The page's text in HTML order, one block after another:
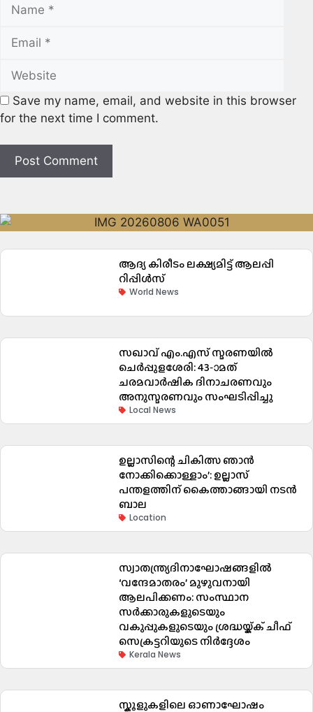
Save my name, email, and website in this browser
for the next time I comment.
ആദ്യ കിരീടം ലക്ഷ്യമിട്ട് ആലപ്പി
റിപ്പിൾസ്
World News
സഖാവ് എം.എസ് സ്മരണയിൽ
ചെർപ്പുളശേരി: 43-ാമത്
ചരമവാർഷിക ദിനാചരണവും
അനുസ്മരണവും സംഘടിപ്പിച്ചു
Local News
ഉല്ലാസിന്റെ ചികിത്സ ഞാൻ
നോക്കിക്കൊള്ളാം’: ഉല്ലാസ്
പന്തളത്തിന് കൈത്താങ്ങായി നടൻ
ബാല
Location
സ്വാതന്ത്ര്യദിനാഘോഷങ്ങളിൽ
‘വന്ദേമാതരം’ മുഴുവനായി
ആലപിക്കണം: സംസ്ഥാന
സർക്കാരുകളുടെയും
വകുപ്പുകളുടെയും ശ്രദ്ധയ്ക്ക് ചീഫ്
സെക്രട്ടറിയുടെ നിർദ്ദേശം
Kerala News
സ്കൂളുകളിലെ ഓണാഘോഷം